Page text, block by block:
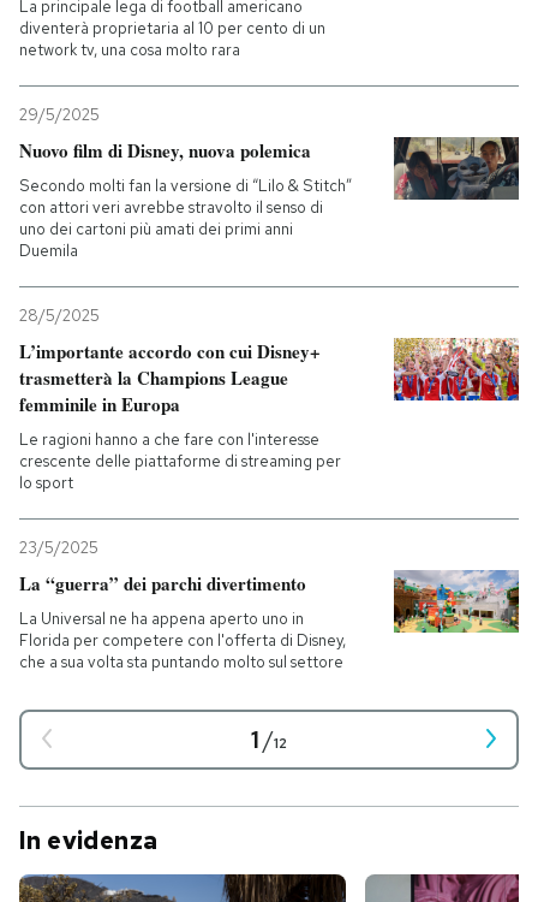
La principale lega di football americano
diventerà proprietaria al 10 per cento di un
network tv, una cosa molto rara
29/5/2025
Nuovo film di Disney, nuova polemica
Secondo molti fan la versione di “Lilo & Stitch”
con attori veri avrebbe stravolto il senso di
uno dei cartoni più amati dei primi anni
Duemila
28/5/2025
L’importante accordo con cui Disney+
trasmetterà la Champions League
femminile in Europa
Le ragioni hanno a che fare con l'interesse
crescente delle piattaforme di streaming per
lo sport
23/5/2025
La “guerra” dei parchi divertimento
La Universal ne ha appena aperto uno in
Florida per competere con l'offerta di Disney,
che a sua volta sta puntando molto sul settore
1/12
In evidenza